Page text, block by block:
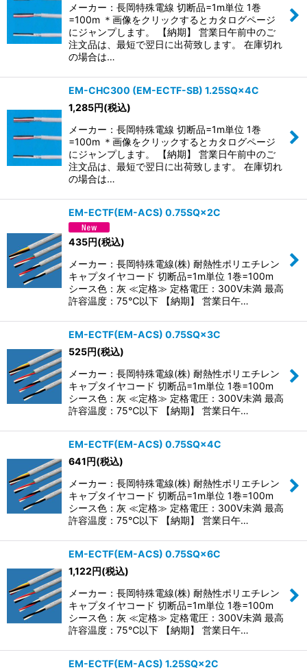
メーカー：長岡特殊電線 切断品=1m単位 1巻
=100m ＊画像をクリックするとカタログページ
にジャンプします。 【納期】 営業日午前中のご
注文品は、最短で翌日に出荷致します。 在庫切れ
の場合は…
EM-CHC300 (EM-ECTF-SB) 1.25SQ×4C
1,285円(税込)
メーカー：長岡特殊電線 切断品=1m単位 1巻
=100m ＊画像をクリックするとカタログページ
にジャンプします。 【納期】 営業日午前中のご
注文品は、最短で翌日に出荷致します。 在庫切れ
の場合は…
EM-ECTF(EM-ACS) 0.75SQ×2C
435円(税込)
メーカー：長岡特殊電線(株) 耐熱性ポリエチレン
キャプタイヤコード 切断品=1m単位 1巻=100m
シース色：灰 ≪定格≫ 定格電圧：300V未満 最高
許容温度：75℃以下 【納期】 営業日午…
EM-ECTF(EM-ACS) 0.75SQ×3C
525円(税込)
メーカー：長岡特殊電線(株) 耐熱性ポリエチレン
キャプタイヤコード 切断品=1m単位 1巻=100m
シース色：灰 ≪定格≫ 定格電圧：300V未満 最高
許容温度：75℃以下 【納期】 営業日午…
EM-ECTF(EM-ACS) 0.75SQ×4C
641円(税込)
メーカー：長岡特殊電線(株) 耐熱性ポリエチレン
キャプタイヤコード 切断品=1m単位 1巻=100m
シース色：灰 ≪定格≫ 定格電圧：300V未満 最高
許容温度：75℃以下 【納期】 営業日午…
EM-ECTF(EM-ACS) 0.75SQ×6C
1,122円(税込)
メーカー：長岡特殊電線(株) 耐熱性ポリエチレン
キャプタイヤコード 切断品=1m単位 1巻=100m
シース色：灰 ≪定格≫ 定格電圧：300V未満 最高
許容温度：75℃以下 【納期】 営業日午…
EM-ECTF(EM-ACS) 1.25SQ×2C